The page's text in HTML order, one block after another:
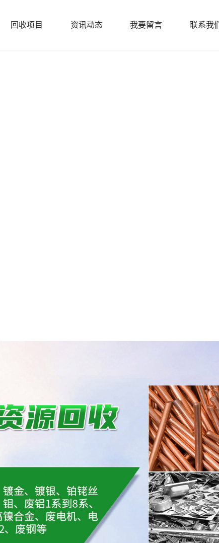
回收项目 资讯动态 我要留言 联系我们